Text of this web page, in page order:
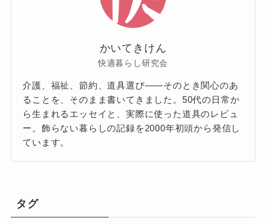
かいてきけん
快適暮らし研究会
介護、福祉、節約、道具選び——そのとき関心のあ
ることを、そのまま書いてきました。50代の日常か
ら生まれるエッセイと、実際に使った道具のレビュ
ー。飾らない暮らしの記録を2000年初頭から発信し
ています。
タグ